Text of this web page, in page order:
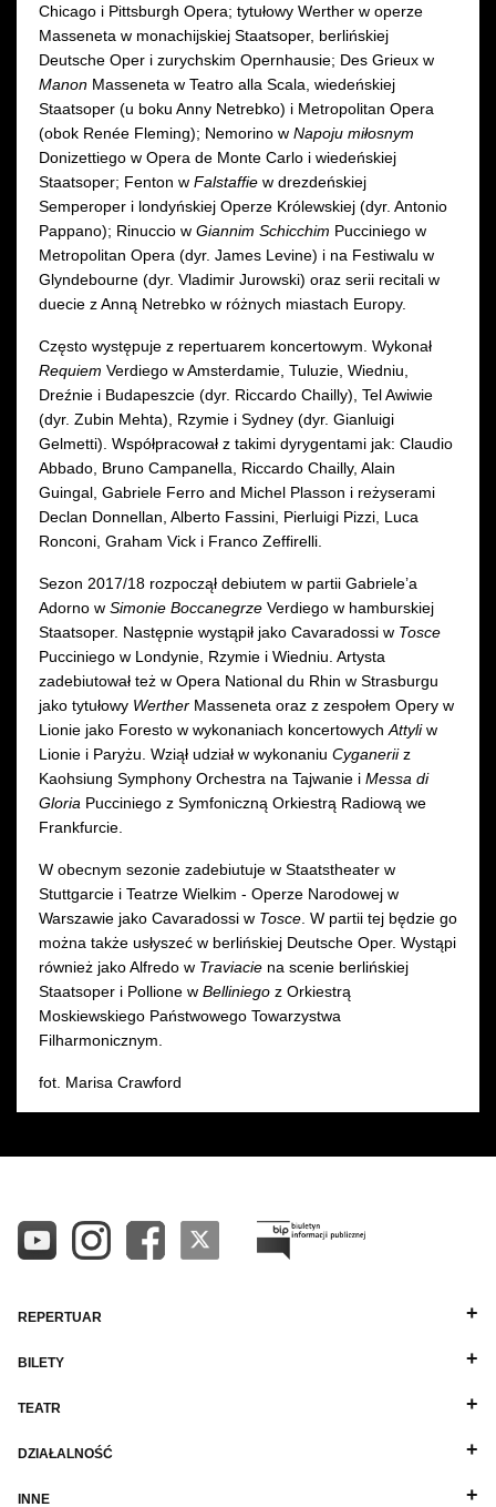
Chicago i Pittsburgh Opera; tytułowy Werther w operze
Masseneta w monachijskiej Staatsoper, berlińskiej
Deutsche Oper i zurychskim Opernhausie; Des Grieux w
Manon Masseneta w Teatro alla Scala, wiedeńskiej
Staatsoper (u boku Anny Netrebko) i Metropolitan Opera
(obok Renée Fleming); Nemorino w Napoju miłosnym
Donizettiego w Opera de Monte Carlo i wiedeńskiej
Staatsoper; Fenton w Falstaffie w drezdeńskiej
Semperoper i londyńskiej Operze Królewskiej (dyr. Antonio
Pappano); Rinuccio w Giannim Schicchim Pucciniego w
Metropolitan Opera (dyr. James Levine) i na Festiwalu w
Glyndebourne (dyr. Vladimir Jurowski) oraz serii recitali w
duecie z Anną Netrebko w różnych miastach Europy.
Często występuje z repertuarem koncertowym. Wykonał
Requiem Verdiego w Amsterdamie, Tuluzie, Wiedniu,
Dreźnie i Budapeszcie (dyr. Riccardo Chailly), Tel Awiwie
(dyr. Zubin Mehta), Rzymie i Sydney (dyr. Gianluigi
Gelmetti). Współpracował z takimi dyrygentami jak: Claudio
Abbado, Bruno Campanella, Riccardo Chailly, Alain
Guingal, Gabriele Ferro and Michel Plasson i reżyserami
Declan Donnellan, Alberto Fassini, Pierluigi Pizzi, Luca
Ronconi, Graham Vick i Franco Zeffirelli.
Sezon 2017/18 rozpoczął debiutem w partii Gabriele’a
Adorno w Simonie Boccanegrze Verdiego w hamburskiej
Staatsoper. Następnie wystąpił jako Cavaradossi w Tosce
Pucciniego w Londynie, Rzymie i Wiedniu. Artysta
zadebiutował też w Opera National du Rhin w Strasburgu
jako tytułowy Werther Masseneta oraz z zespołem Opery w
Lionie jako Foresto w wykonaniach koncertowych Attyliw
Lionie i Paryżu. Wziął udział w wykonaniu Cyganeriiz
Kaohsiung Symphony Orchestra na Tajwanie i Messa di
Gloria Pucciniego z Symfoniczną Orkiestrą Radiową we
Frankfurcie.
W obecnym sezonie zadebiutuje w Staatstheater w
Stuttgarcie i Teatrze Wielkim - Operze Narodowej w
Warszawie jako Cavaradossi w Tosce . W partii tej będzie go
można także usłyszeć w berlińskiej Deutsche Oper. Wystąpi
również jako Alfredo w Traviacie na scenie berlińskiej
Staatsoper i Pollione w Belliniego z Orkiestrą
Moskiewskiego Państwowego Towarzystwa
Filharmonicznym.
fot. Marisa Crawford
REPERTUAR
BILETY
TEATR
DZIAŁALNOŚĆ
INNE